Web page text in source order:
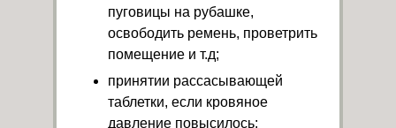
пуговицы на рубашке,
освободить ремень, проветрить
помещение и т.д;
принятии рассасывающей
таблетки, если кровяное
давление повысилось;